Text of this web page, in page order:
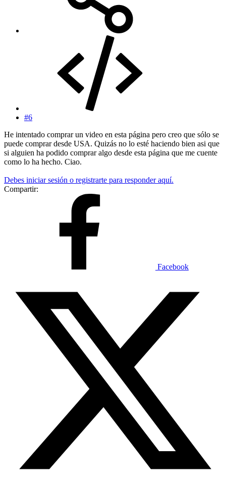
#6
He intentado comprar un video en esta página pero creo que sólo se
puede comprar desde USA. Quizás no lo esté haciendo bien asi que
si alguien ha podido comprar algo desde esta página que me cuente
como lo ha hecho. Ciao.
Debes iniciar sesión o registrarte para responder aquí.
Compartir:
Facebook